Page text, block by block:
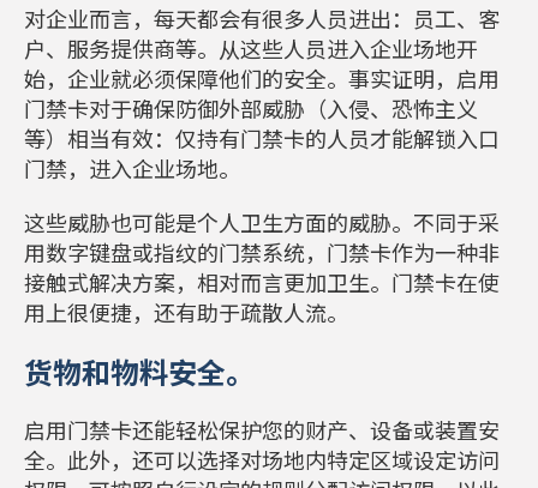
对企业而言，每天都会有很多人员进出：员工、客
户、服务提供商等。从这些人员进入企业场地开
始，企业就必须保障他们的安全。事实证明，启用
门禁卡对于确保防御外部威胁（入侵、恐怖主义
等）相当有效：仅持有门禁卡的人员才能解锁入口
门禁，进入企业场地。
这些威胁也可能是个人卫生方面的威胁。不同于采
用数字键盘或指纹的门禁系统，门禁卡作为一种非
接触式解决方案，相对而言更加卫生。门禁卡在使
用上很便捷，还有助于疏散人流。
货物和物料安全。
启用门禁卡还能轻松保护您的财产、设备或装置安
全。此外，还可以选择对场地内特定区域设定访问